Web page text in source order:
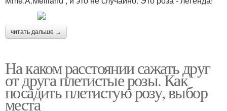
читать дальше →
На каком расстоянии сажать друг
от друга плетистые розы. Как
посадить плетистую розу, выбор
места